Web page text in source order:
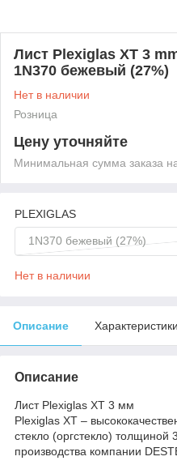
Лист Plexiglas XT 3
1N370 бежевый (27%)
Нет в наличии
Розница
Цену уточняйте
Минимальная сумма заказа
PLEXIGLAS
1N370 бежевый (27%)
Нет в наличии
Описание Характеристики
Описание
Лист Plexiglas XT 3 мм
Plexiglas XT –
стекло (оргстекло)
производства компании